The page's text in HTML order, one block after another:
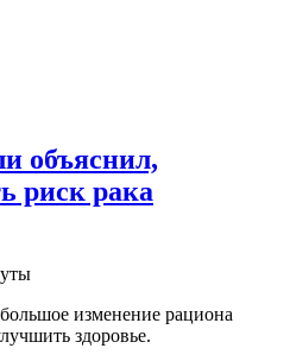
объяснил,
риск рака
изменение рациона
здоровье.